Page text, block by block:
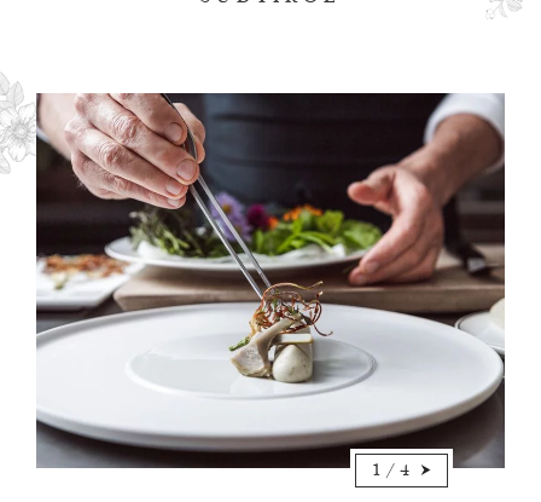
1 / 4